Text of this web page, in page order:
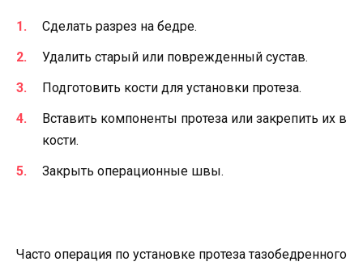
Сделать разрез на бедре.
Удалить старый или поврежденный сустав.
Подготовить кости для установки протеза.
Вставить компоненты протеза или закрепить их в
кости.
Закрыть операционные швы.
Часто операция по установке протеза тазобедренного